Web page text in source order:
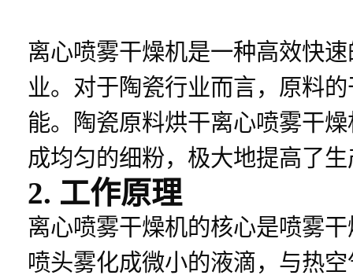
离心喷雾干燥机是一种高效快
业。对于陶瓷行业而言，原料
能。陶瓷原料烘干离心喷雾干
成均匀的细粉，极大地提高了
2. 工作原理
离心喷雾干燥机的核心是喷雾
喷头雾化成微小的液滴，与热